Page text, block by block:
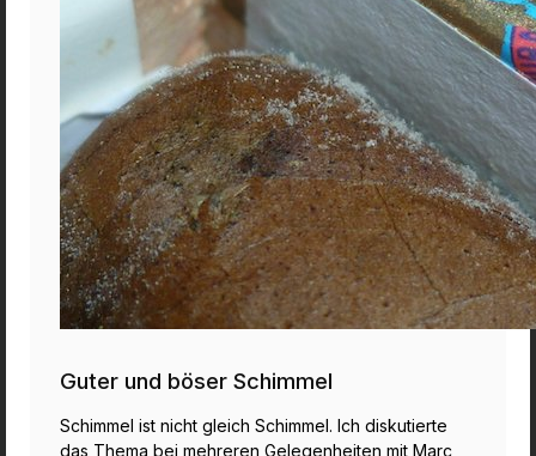
Guter und böser Schimmel
Schimmel ist nicht gleich Schimmel. Ich diskutierte
das Thema bei mehreren Gelegenheiten mit Marc